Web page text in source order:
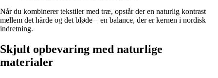
Når du kombinerer tekstiler med træ, opstår der en naturlig kontrast
mellem det hårde og det bløde – en balance, der er kernen i nordisk
indretning.
Skjult opbevaring med naturlige
materialer